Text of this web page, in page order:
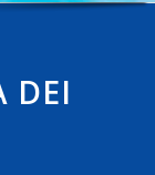
DEI